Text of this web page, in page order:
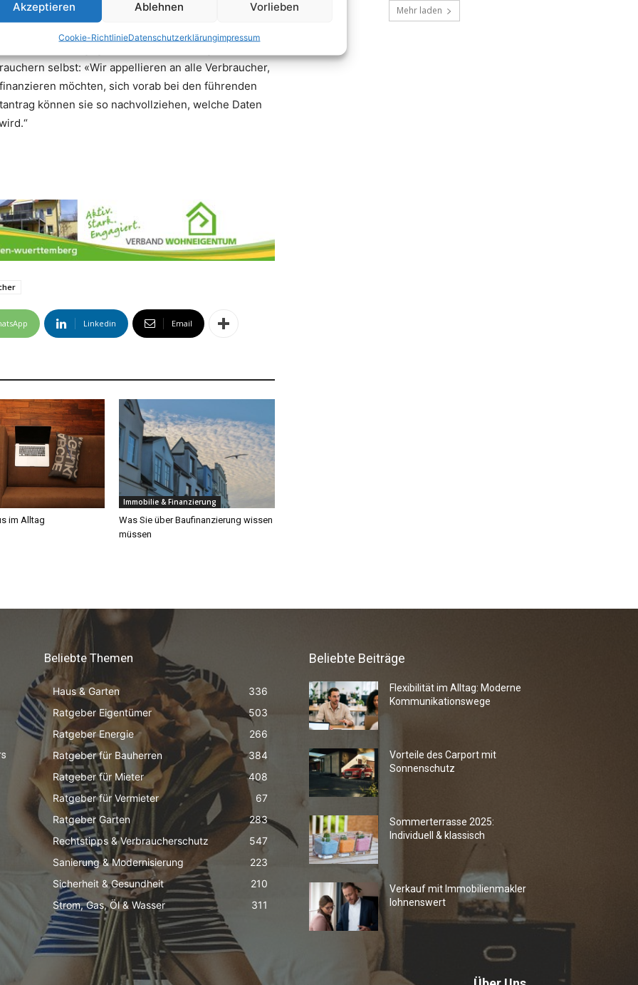
Beliebte Themen
Haus & Garten
336
Ratgeber Eigentümer
503
Ratgeber Energie
266
Ratgeber für Bauherren
384
Ratgeber für Mieter
408
Ratgeber für Vermieter
67
Ratgeber Garten
283
Rechtstipps & Verbraucherschutz
547
Sanierung & Modernisierung
223
Sicherheit & Gesundheit
210
Strom, Gas, Öl & Wasser
311
Beliebte Beiträge
Flexibilität im Alltag: Moderne
Kommunikationswege
Vorteile des Carport mit
Sonnenschutz
Sommerterrasse 2025:
Individuell & klassisch
Verkauf mit Immobilienmakler
lohnenswert